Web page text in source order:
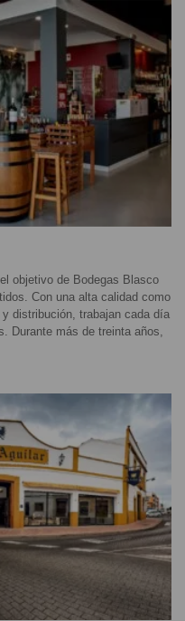
objetivo de Bodegas Blasco
Con una alta calidad como
distribución, trabajan cada día
Durante más de treinta años,